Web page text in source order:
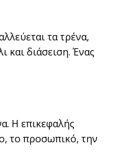
τα τρένα,
και διάσειση. Ένας
Η επικεφαλής
το προσωπικό, την